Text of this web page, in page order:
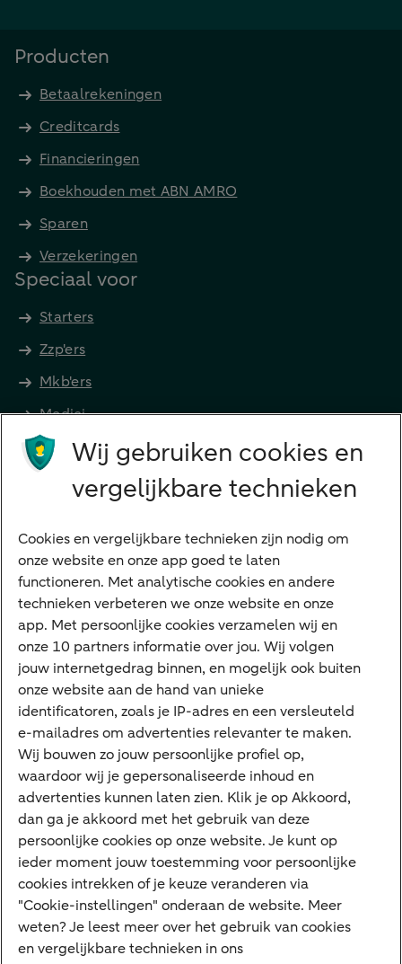
Producten
Betaalrekeningen
Creditcards
Financieringen
Boekhouden met ABN AMRO
Sparen
Verzekeringen
Speciaal voor
Starters
Zzp'ers
Mkb'ers
Medici
Advocaten en notarissen
Diensten
VraagHugo
Corporate Finance
Tikkie zakelijk
Cyber Veilig & Zeker
Private Banking
Interessant
Sectoren & trends
Ondernemersverhalen
Valutacentrum
Alles over PSD2
Business Community
Wij gebruiken cookies en
vergelijkbare technieken
Cookies en vergelijkbare technieken zijn nodig om
onze website en onze app goed te laten
functioneren. Met analytische cookies en andere
technieken verbeteren we onze website en onze
app. Met persoonlijke cookies verzamelen wij en
onze 10 partners informatie over jou. Wij volgen
jouw internetgedrag binnen, en mogelijk ook buiten
onze website aan de hand van unieke
identificatoren, zoals je IP-adres en een versleuteld
e-mailadres om advertenties relevanter te maken.
Wij bouwen zo jouw persoonlijke profiel op,
waardoor wij je gepersonaliseerde inhoud en
advertenties kunnen laten zien. Klik je op Akkoord,
dan ga je akkoord met het gebruik van deze
persoonlijke cookies op onze website. Je kunt op
ieder moment jouw toestemming voor persoonlijke
cookies intrekken of je keuze veranderen via
"Cookie-instellingen" onderaan de website. Meer
weten? Je leest meer over het gebruik van cookies
en vergelijkbare technieken in ons